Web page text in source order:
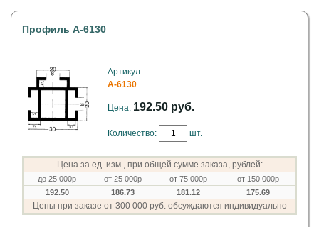
Профиль A-6130
Артикул:
A-6130
Цена: 192.50 руб.
Количество: шт.
Цена за ед. изм., при общей сумме заказа, рублей:
до 25 000р от 25 000р от 75 000р
от 150 000р
192.50
186.73 181.12 175.69
Цены при заказе от 300 000 руб. обсуждаются индивидуально